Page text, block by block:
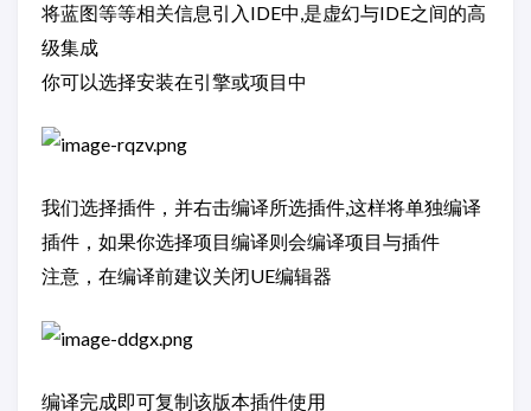
将蓝图等等相关信息引入IDE中,是虚幻与IDE之间的高
级集成
你可以选择安装在引擎或项目中
我们选择插件，并右击编译所选插件,这样将单独编译
插件，如果你选择项目编译则会编译项目与插件
注意，在编译前建议关闭UE编辑器
编译完成即可复制该版本插件使用